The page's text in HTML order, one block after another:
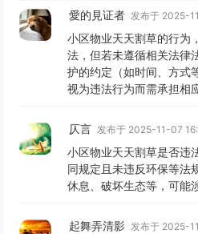
愛的見证者 发布于 2025-
小区物业天天割草的行为
法，但若未遵循相关法律
护的约定（如时间、方式
视为违法行为而需承担相
仄言 发布于 2025-11-07
小区物业天天割草是否违
同规定且未违反环保等法
休息、破坏生态等，可能
起舞弄清影 发布于 2025-